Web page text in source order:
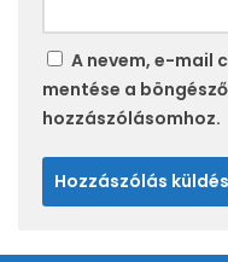
A nevem, e-mail
mentése a
hozzászólásomhoz.